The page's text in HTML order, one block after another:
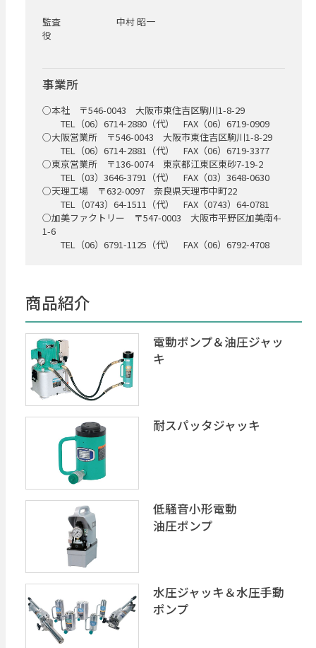
監査
役
中村 昭一
事業所
○本社 〒546-0043 大阪市東住吉区駒川1-8-29
TEL（06）6714-2880（代） FAX（06）6719-0909
○大阪営業所 〒546-0043 大阪市東住吉区駒川1-8-29
TEL（06）6714-2881（代） FAX（06）6719-3377
○東京営業所 〒136-0074 東京都江東区東砂7-19-2
TEL（03）3646-3791（代） FAX（03）3648-0630
○天理工場 〒632-0097 奈良県天理市中町22
TEL（0743）64-1511（代） FAX（0743）64-0781
○加美ファクトリー 〒547-0003 大阪市平野区加美南4-
1-6
TEL（06）6791-1125（代） FAX（06）6792-4708
商品紹介
電動ポンプ＆油圧ジャッ
キ
耐スパッタジャッキ
低騒音小形電動
油圧ポンプ
水圧ジャッキ＆水圧手動
ポンプ